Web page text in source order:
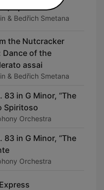
& Bedřich Smetana
the Nutcracker
Dance of the
assai
& Bedřich Smetana
83 in G Minor, “The
Spiritoso
Orchestra
83 in G Minor, “The
Orchestra